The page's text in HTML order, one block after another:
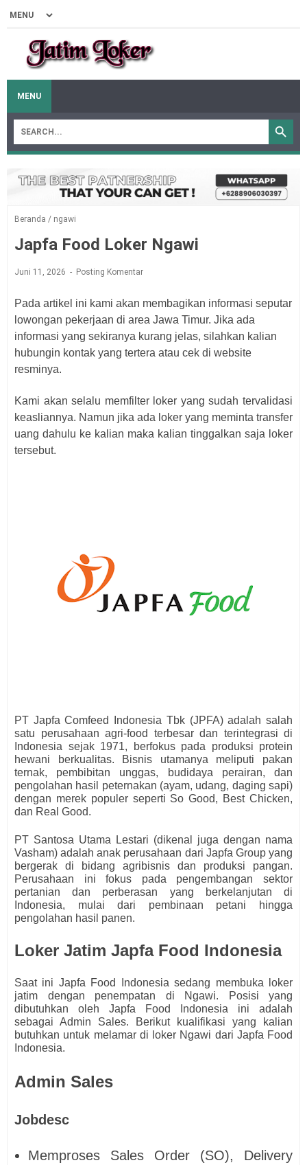
MENU
Beranda / ngawi
Japfa Food Loker Ngawi
Juni 11, 2026 Posting Komentar
Pada artikel ini kami akan membagikan informasi seputar
lowongan pekerjaan di area Jawa Timur. Jika ada
informasi yang sekiranya kurang jelas, silahkan kalian
hubungin kontak yang tertera atau cek di website
resminya.
Kami akan selalu memfilter loker yang sudah tervalidasi
keasliannya. Namun jika ada loker yang meminta transfer
uang dahulu ke kalian maka kalian tinggalkan saja loker
tersebut.
PT Japfa Comfeed Indonesia Tbk (JPFA) adalah salah
satu perusahaan agri-food terbesar dan terintegrasi di
Indonesia sejak 1971, berfokus pada produksi protein
hewani berkualitas. Bisnis utamanya meliputi pakan
ternak, pembibitan unggas, budidaya perairan, dan
pengolahan hasil peternakan (ayam, udang, daging sapi)
dengan merek populer seperti So Good, Best Chicken,
dan Real Good.
PT Santosa Utama Lestari (dikenal juga dengan nama
Vasham) adalah anak perusahaan dari Japfa Group yang
bergerak di bidang agribisnis dan produksi pangan.
Perusahaan ini fokus pada pengembangan sektor
pertanian dan perberasan yang berkelanjutan di
Indonesia, mulai dari pembinaan petani hingga
pengolahan hasil panen.
Loker Jatim Japfa Food Indonesia
Saat ini Japfa Food Indonesiasedang membuka loker
jatim dengan penempatan di Ngawi. Posisi yang
dibutuhkan oleh Japfa Food Indonesia ini adalah
sebagai Admin Sales.
Berikut kualifikasi yang kalian
butuhkan untuk melamar di loker Ngawi dari Japfa Food
Indonesia.
Admin Sales
Jobdesc
Memproses Sales Order (SO), Delivery